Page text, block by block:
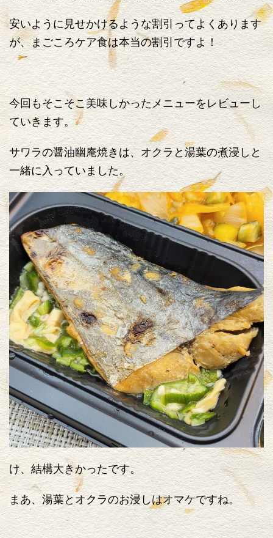
安いように見せかけるような割引ってよくあります
が、まごころケア食は本当の割引ですよ！
今回もそこそこ美味しかったメニューをレビューし
ていきます。
サワラの醤油幽庵焼きは、オクラと湯葉の煮浸しと
一緒に入っていました。
け、結構大きかったです。
まあ、湯葉とオクラのお浸しはオマケですね。